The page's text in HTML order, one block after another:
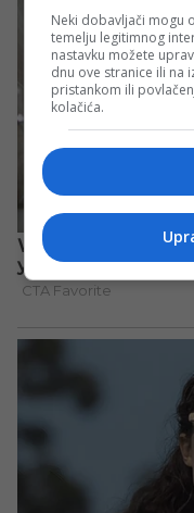
Neki dobavljači mogu
temelju legitimnog
nastavku možete
dnu ove stranice ili na
pristankom ili
kolačića.